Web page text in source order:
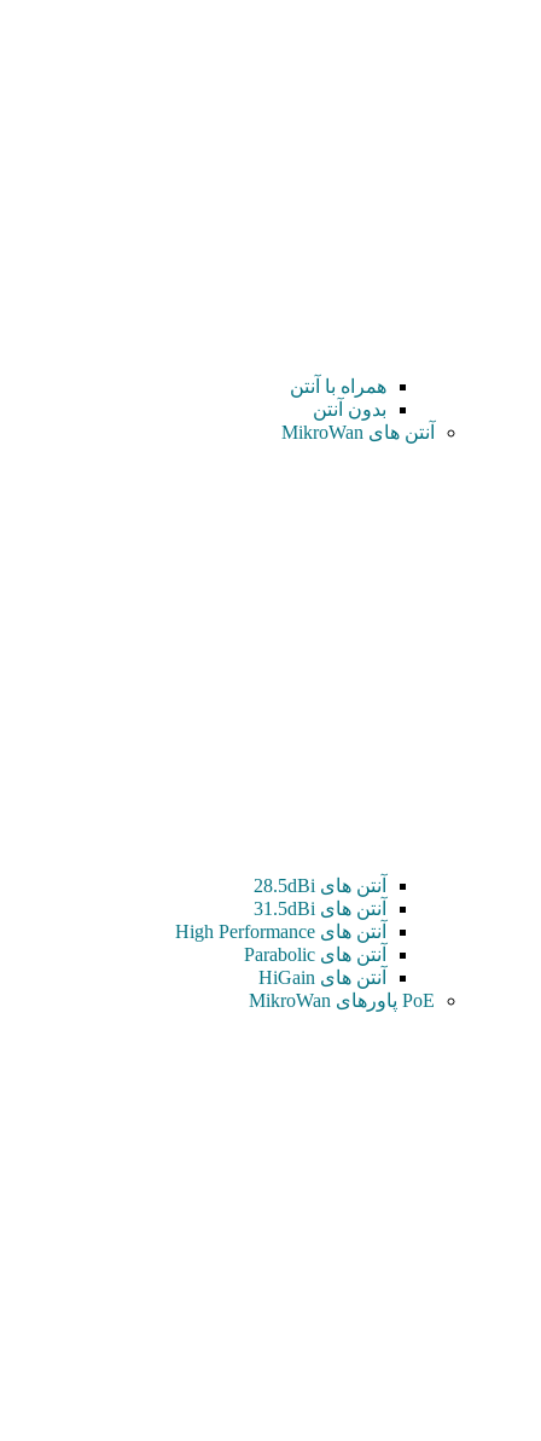
همراه با آنتن
بدون آنتن
آنتن های MikroWan
آنتن های 28.5dBi
آنتن های 31.5dBi
آنتن های High Performance
آنتن های Parabolic
آنتن های HiGain
PoE پاورهای MikroWan